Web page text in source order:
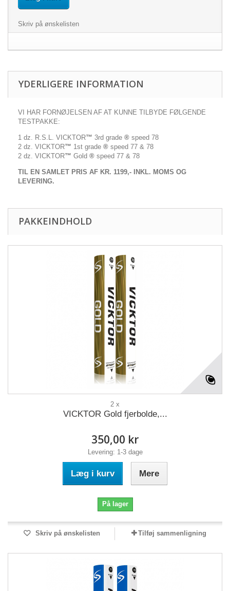
Skriv på ønskelisten
YDERLIGERE INFORMATION
VI HAR FORNØJELSEN AF AT KUNNE TILBYDE FØLGENDE
TESTPAKKE:
1 dz. R.S.L. VICKTOR™ 3rd grade ® speed 78
2 dz. VICKTOR™ 1st grade ® speed 77 & 78
2 dz. VICKTOR™ Gold ® speed 77 & 78
TIL EN SAMLET PRIS AF KR. 1199,- INKL. MOMS OG
LEVERING.
PAKKEINDHOLD
2 x
VICKTOR Gold fjerbolde,...
350,00 kr
Levering: 1-3 dage
Læg i kurv Mere
På lager
Skriv på ønskelisten Tilføj sammenligning